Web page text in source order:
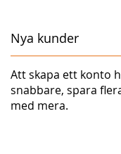
Nya kunder
Att skapa ett konto
snabbare, spara
med mera.